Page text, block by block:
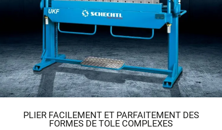
PLIER FACILEMENT ET PARFAITEMENT DES
FORMES DE TOLE COMPLEXES